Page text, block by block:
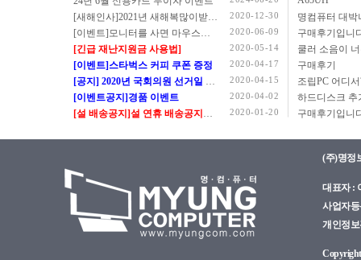
[새해인사]2021년 새해복많이받으세요. 2020-12-30
[이벤트]모니터를 사면 마우스를 드립니다. 2020-06-09
[긴급 재난지원금 사용법] 2020-05-14
[이벤트]스타벅스 커피 쿠폰 증정 2020-04-17
[공지] 2020년 국회의원 선거일 정상근무 안내 2020-04-15
[이벤트공지]경품 이벤트 2020-04-02
[설 배송공지]설 연휴 배송공지입니다. 2020-01-20
구매후기입니
쿨러 소음이
구매후기
구매후기입니
(주)명정
대표자 :
사업자등
개인정